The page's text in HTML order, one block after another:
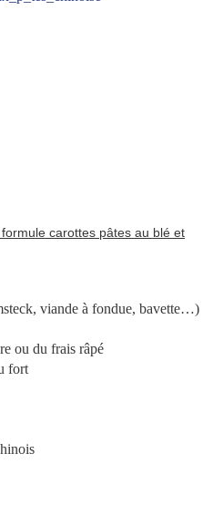
carottes pâtes au blé et
viande à fondue, bavette…)
ou du frais râpé
fort